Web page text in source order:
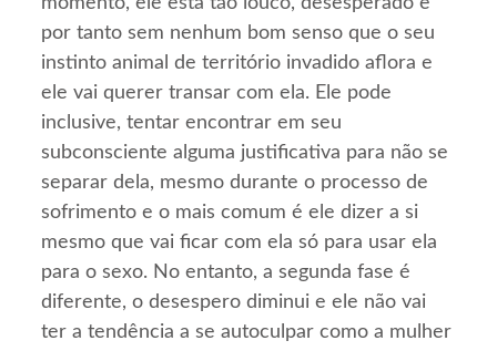
por tanto sem nenhum bom senso que o seu
instinto animal de território invadido aflora e
ele vai querer transar com ela. Ele pode
inclusive, tentar encontrar em seu
subconsciente alguma justificativa para não se
separar dela, mesmo durante o processo de
sofrimento e o mais comum é ele dizer a si
mesmo que vai ficar com ela só para usar ela
para o sexo. No entanto, a segunda fase é
diferente, o desespero diminui e ele não vai
ter a tendência a se autoculpar como a mulher